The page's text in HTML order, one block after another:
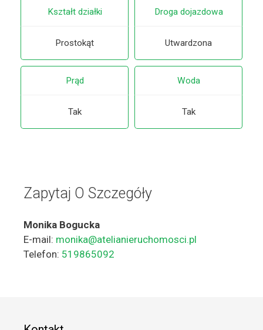
Kształt działki
Prostokąt
Droga dojazdowa
Utwardzona
Prąd
Tak
Woda
Tak
Zapytaj O Szczegóły
Monika Bogucka
E-mail: monika@atelianieruchomosci.pl
Telefon: 519865092